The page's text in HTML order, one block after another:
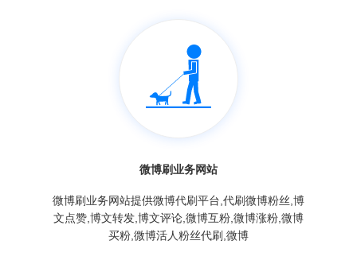
微博刷业务网站
微博刷业务网站提供微博代刷平台,代刷微博粉丝,博
文点赞,博文转发,博文评论,微博互粉,微博涨粉,微博
买粉,微博活人粉丝代刷,微博